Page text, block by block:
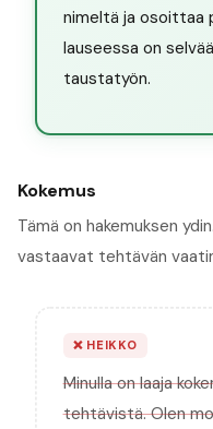
nimeltä ja osoittaa
lauseessa on
taustatyön.
Kokemus
Tämä on hakemuksen
vastaavat tehtävän
❌HEIKKO
Minulla on laaja
tehtävistä. Olen